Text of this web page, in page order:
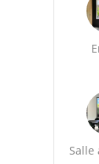
Salle